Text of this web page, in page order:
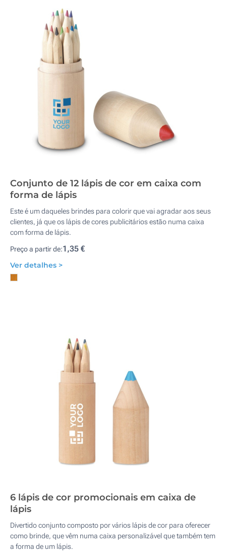
Conjunto de 12 lápis de cor em caixa com
forma de lápis
Este é um daqueles brindes para colorir que vai agradar aos seus
clientes, já que os lápis de cores publicitários estão numa caixa
com forma de lápis.
Preço a partir de:1,35 €
Ver detalhes >
6 lápis de cor promocionais em caixa de
lápis
Divertido conjunto composto por vários lápis de cor para oferecer
como brinde, que vêm numa caixa personalizável que também tem
a forma de um lápis.